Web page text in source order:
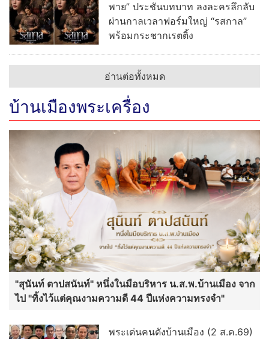
พาย” ประชันบทบาท ลงละครลึกลับ
ผ่านกาลเวลาฟอร์มใหญ่ “รสกาล”
พร้อมกระชากเรตติ้ง
อ่านต่อทั้งหมด
บ้านเมืองพระเครื่อง
"สุนันท์ ตาปสนันท์" หนึ่งในมือบริหาร น.ส.พ.บ้านเมือง จาก
ไป "ทิ้งไว้แต่คุณงามความดี 44 ปีแห่งความทรงจำ"
พระเด่นคนดังบ้านเมือง (2 ส.ค.69)